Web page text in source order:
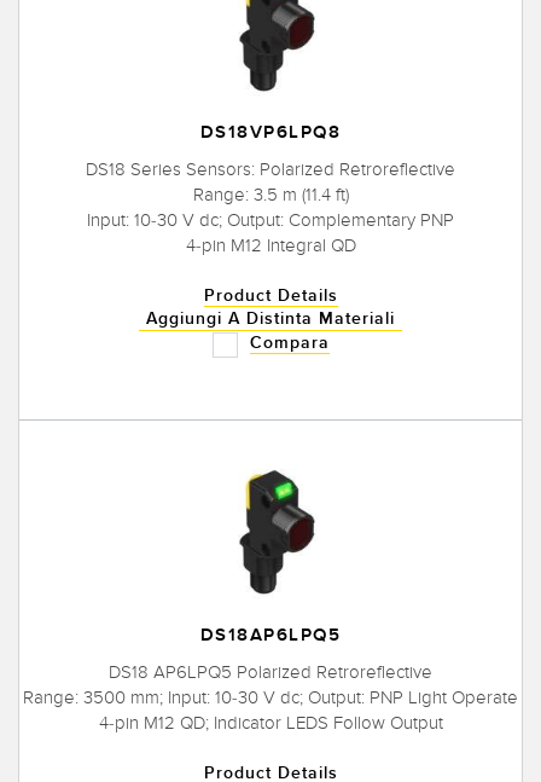
DS18VP6LPQ8
DS18 Series Sensors: Polarized Retroreflective
Range: 3.5 m (11.4 ft)
Input: 10-30 V dc; Output: Complementary PNP
4-pin M12 Integral QD
Product Details
Aggiungi A Distinta Materiali
Compara
DS18AP6LPQ5
DS18 AP6LPQ5 Polarized Retroreflective
Range: 3500 mm; Input: 10-30 V dc; Output: PNP Light Operate
4-pin M12 QD; Indicator LEDS Follow Output
Product Details